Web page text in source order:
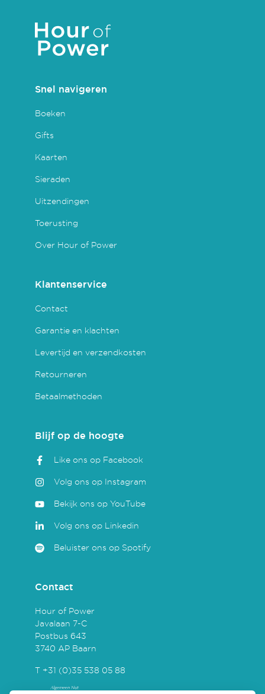
Snel navigeren
Boeken
Gifts
Kaarten
Sieraden
Uitzendingen
Toerusting
Over Hour of Power
Klantenservice
Contact
Garantie en klachten
Levertijd en verzendkosten
Retourneren
Betaalmethoden
Blijf op de hoogte
Like ons op Facebook
Volg ons op Instagram
Bekijk ons op YouTube
Volg ons op Linkedin
Beluister ons op Spotify
Contact
Hour of Power
Javalaan 7-C
Postbus 643
3740 AP Baarn
T +31 (0)35 538 05 88